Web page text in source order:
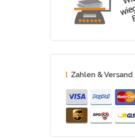
Zahlen & Versand